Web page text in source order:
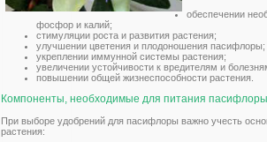
обеспечении
фосфор и калий;
стимуляции роста и развития растения;
улучшении цветения и плодоношения пасифлоры;
укреплении иммунной системы растения;
увеличении устойчивости к вредителям и
повышении общей жизнеспособности растения.
Компоненты, необходимые для питания пасифлоры
При выборе удобрений для пасифлоры важно учесть
растения: